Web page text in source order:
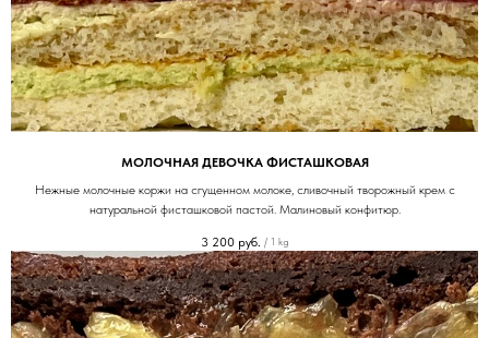
МОЛОЧНАЯ ДЕВОЧКА ФИСТАШКОВАЯ
Нежные молочные коржи на сгущенном молоке, сливочный творожный крем с
натуральной фисташковой пастой. Малиновый конфитюр.
3 200 руб. / 1 kg